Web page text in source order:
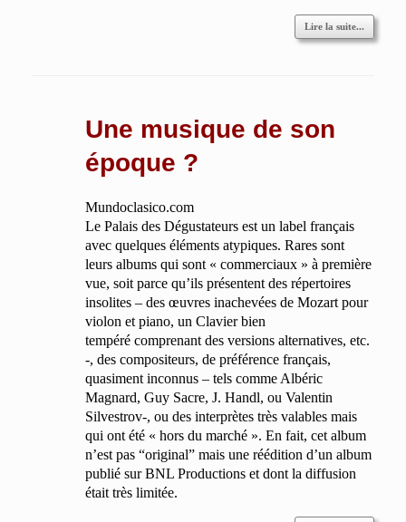
Lire la suite...
Une musique de son
époque ?
Mundoclasico.com
Le Palais des Dégustateurs est un label français
avec quelques éléments atypiques. Rares sont
leurs albums qui sont « commerciaux » à première
vue, soit parce qu’ils présentent des répertoires
insolites – des œuvres inachevées de Mozart pour
violon et piano, un Clavier bien
tempéré comprenant des versions alternatives, etc.
-, des compositeurs, de préférence français,
quasiment inconnus – tels comme Albéric
Magnard, Guy Sacre, J. Handl, ou Valentin
Silvestrov-, ou des interprètes très valables mais
qui ont été « hors du marché ». En fait, cet album
n’est pas “original” mais une réédition d’un album
publié sur BNL Productions et dont la diffusion
était très limitée.